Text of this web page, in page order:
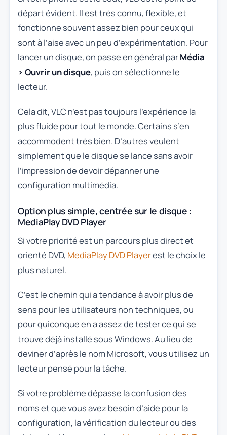
départ évident. Il est très connu, flexible, et
fonctionne souvent assez bien pour ceux qui
sont à l’aise avec un peu d’expérimentation. Pour
lancer un disque, on passe en général parMédia
› Ouvrir un disque, puis on sélectionne le
lecteur.
Cela dit, VLC n’est pas toujours l’expérience la
plus fluide pour tout le monde. Certains s’en
accommodent très bien. D’autres veulent
simplement que le disque se lance sans avoir
l’impression de devoir dépanner une
configuration multimédia.
Option plus simple, centrée sur le disque :
MediaPlay DVD Player
Si votre priorité est un parcours plus direct et
orienté DVD, MediaPlay DVD Playerest le choix le
plus naturel.
C’est le chemin qui a tendance à avoir plus de
sens pour les utilisateurs non techniques, ou
pour quiconque en a assez de tester ce qui se
trouve déjà installé sous Windows. Au lieu de
deviner d’après le nom Microsoft, vous utilisez un
lecteur pensé pour la tâche.
Si votre problème dépasse la confusion des
noms et que vous avez besoin d’aide pour la
configuration, la vérification du lecteur ou des